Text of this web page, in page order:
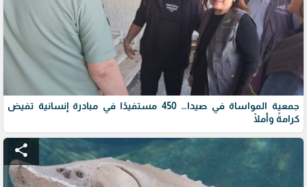
جمعية المواساة في صيدا… 450 مستفيدًا في مبادرة إنسانية تفيض
كرامةً وأملًا
share